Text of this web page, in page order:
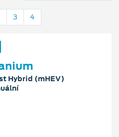
3 4
Hybrid (mHEV)